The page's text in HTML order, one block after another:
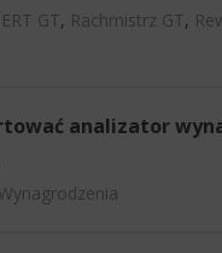
GT, Rachmistrz GT,
analizator
Wynagrodzenia